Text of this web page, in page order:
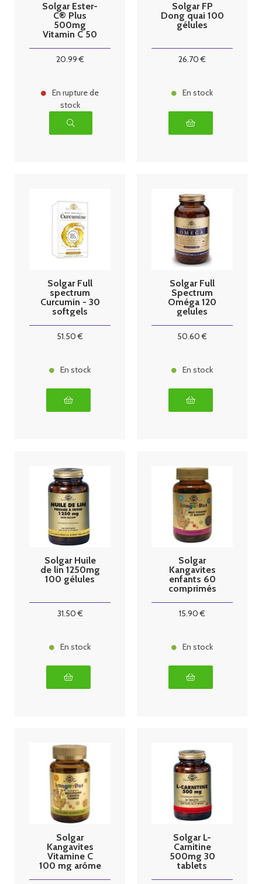
Solgar Ester-
C® Plus
500mg
Vitamin C 50
20.99€
En rupture de
stock
Solgar FP
Dong quai 100
gélules
26.70 €
En stock
Solgar Full
spectrum
Curcumin - 30
softgels
51.50 €
En stock
Solgar Full
Spectrum
Oméga 120
gelules
50.60 €
En stock
Solgar Huile
de lin 1250mg
100 gélules
31.50€
En stock
Solgar
Kangavites
enfants 60
comprimés
15.90 €
En stock
Solgar
Kangavites
Vitamine C
100 mg arôme
Solgar L-
Carnitine
500mg 30
tablets